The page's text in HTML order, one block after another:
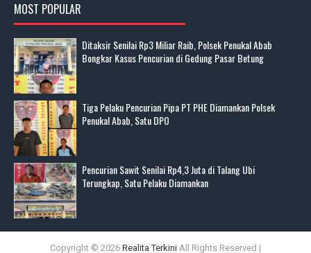
MOST POPULAR
Ditaksir Senilai Rp3 Miliar Raib, Polsek Penukal Abab
Bongkar Kasus Pencurian di Gedung Pasar Betung
Tiga Pelaku Pencurian Pipa PT PHE Diamankan Polsek
Penukal Abab, Satu DPO
Pencurian Sawit Senilai Rp4,3 Juta di Talang Ubi
Terungkap, Satu Pelaku Diamankan
Copyright © 2026 Realita Terkini All Rights Reserved |